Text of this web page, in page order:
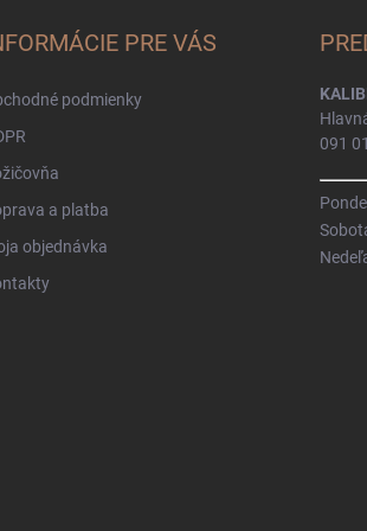
PRE VÁS
podmienky
a platba
objednávka
091